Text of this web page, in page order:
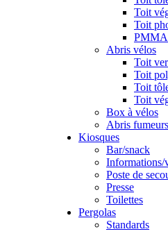
Toit
Toit
Abris vélos
Toit
Toit
Toit
Toit
Box à vélos
Abris fumeurs
Kiosques
Bar/snack
Informations/
Poste de
Presse
Toilettes
Pergolas
Standards